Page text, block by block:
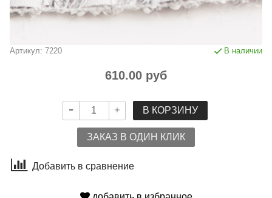
Артикул: 7220 В наличии
610.00 руб
В КОРЗИНУ
ЗАКАЗ В ОДИН КЛИК
Добавить в сравнение